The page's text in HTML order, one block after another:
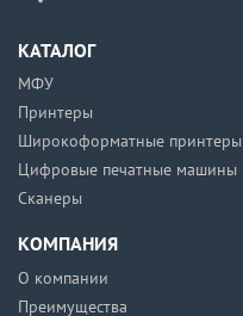
КАТАЛОГ
МФУ
Принтеры
Широкоформатные принтеры
Цифровые печатные машины
Сканеры
КОМПАНИЯ
О компании
Преимущества